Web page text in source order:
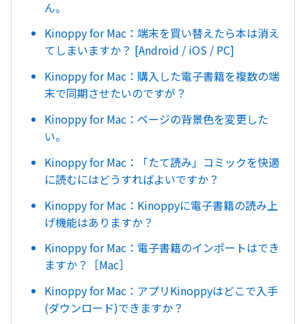
ん。
Kinoppy for Mac：端末を買い替えたら本は消え
てしまいますか？ [Android / iOS / PC]
Kinoppy for Mac：購入した電子書籍を複数の端
末で同期させたいのですが？
Kinoppy for Mac：ページの背景色を変更した
い。
Kinoppy for Mac：「たて読み」コミックを快適
に読むにはどうすればよいですか？
Kinoppy for Mac：Kinoppyに電子書籍の読み上
げ機能はありますか？
Kinoppy for Mac：電子書籍のインポートはでき
ますか？［Mac］
Kinoppy for Mac：アプリKinoppyはどこで入手
(ダウンロード)できますか？